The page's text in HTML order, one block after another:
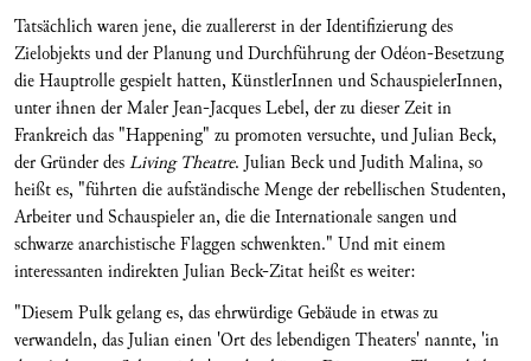
Tatsächlich waren jene, die zuallererst in der Identifizierung des
Zielobjekts und der Planung und Durchführung der Odéon-Besetzung
die Hauptrolle gespielt hatten, KünstlerInnen und SchauspielerInnen,
unter ihnen der Maler Jean-Jacques Lebel, der zu dieser Zeit in
Frankreich das "Happening" zu promoten versuchte, und Julian Beck,
der Gründer desLiving Theatre. Julian Beck und Judith Malina, so
heißt es, "führten die aufständische Menge der rebellischen Studenten,
Arbeiter und Schauspieler an, die die Internationale sangen und
schwarze anarchistische Flaggen schwenkten." Und mit einem
interessanten indirekten Julian Beck-Zitat heißt es weiter:
"Diesem Pulk gelang es, das ehrwürdige Gebäude in etwas zu
verwandeln, das Julian einen 'Ort des lebendigen Theaters' nannte, 'in